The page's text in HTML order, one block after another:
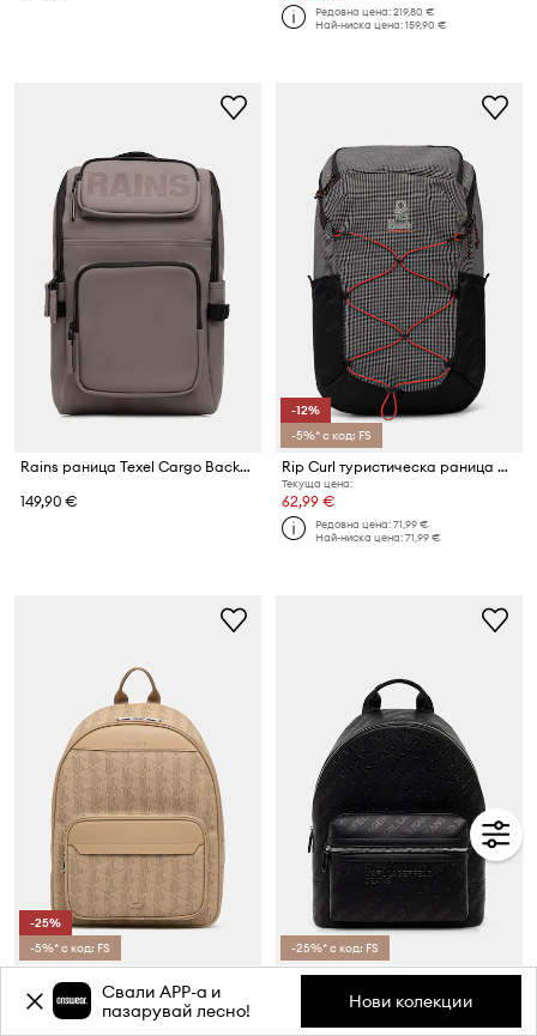
Редовна цена:219,80 €
Най-ниска цена:159,90 €
Rains раница Texel Cargo Backpack W3
149,90 €
-12%
-5%* с код: FS
Rip Curl туристическа раница OVERLAND 30L SEARCH
Текуща цена:
62,99 €
Редовна цена:71,99 €
Най-ниска цена:71,99 €
-25%
-5%* с код: FS
Lacoste
Текуща цена:
149,90 €
-25%* с код: FS
Karl Lagerfeld Jeans раница мъжка от имитация на кожа
Свали APP-a и
пазарувай лесно!
Нови колекции